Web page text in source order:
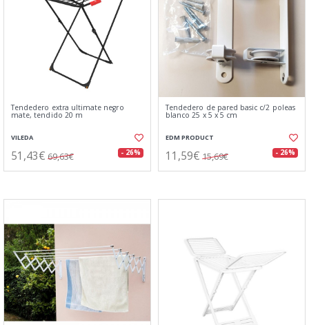
Tendedero extra ultimate negro
mate, tendido 20 m
VILEDA
51,43€ 69,63€ - 26%
Tendedero de pared basic c/2 poleas
blanco 25 x 5 x 5 cm
EDM PRODUCT
11,59€ 15,69€ - 26%